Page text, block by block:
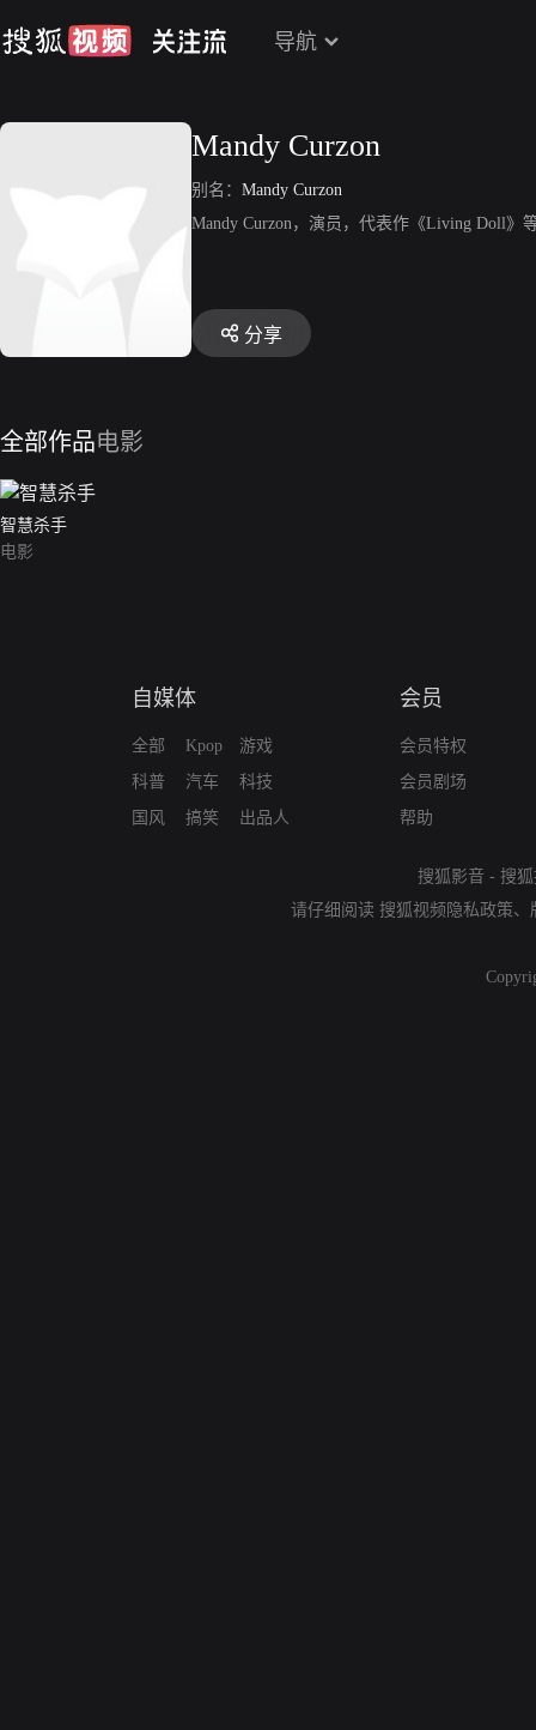
导航
Mandy Curzon
别名： Mandy Curzon
Mandy Curzon，演员，代表作《Living Doll》
分享
全部作品电影
智慧杀手
电影
自媒体
全部
科普
国风
Kpop
汽车
搞笑
游戏
科技
出品人
会员
会员特权
会员剧场
帮助
搜狐影音 - 搜
请仔细阅读 搜狐视频隐私政策、